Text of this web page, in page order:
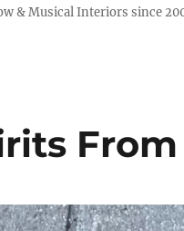
& Musical Interiors since